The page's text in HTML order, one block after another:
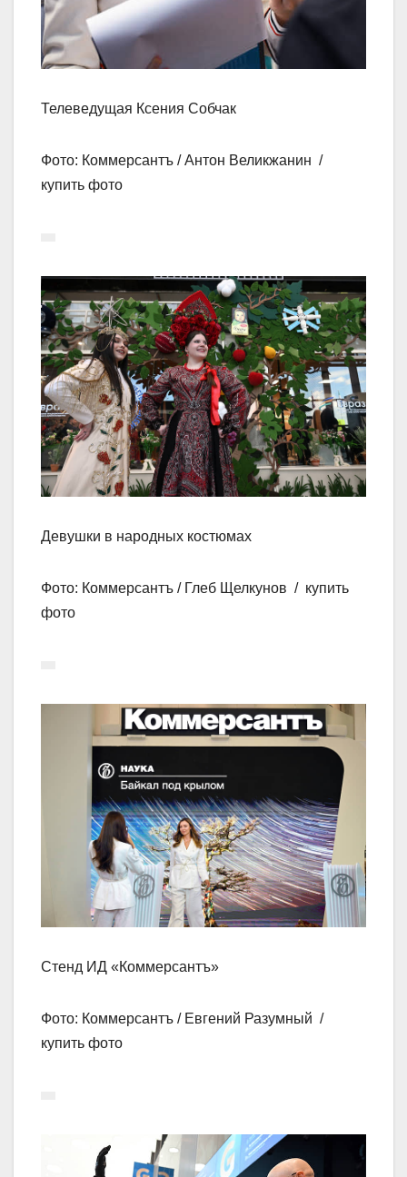
Телеведущая Ксения Собчак
Фото: Коммерсантъ / Антон Великжанин /
купить фото
Девушки в народных костюмах
Фото: Коммерсантъ / Глеб Щелкунов / купить
фото
Стенд ИД «Коммерсантъ»
Фото: Коммерсантъ / Евгений Разумный /
купить фото